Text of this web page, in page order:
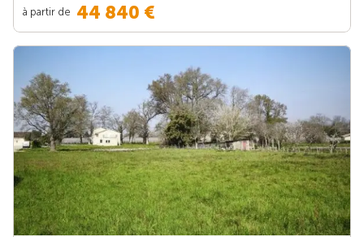
à partir de 44 840 €